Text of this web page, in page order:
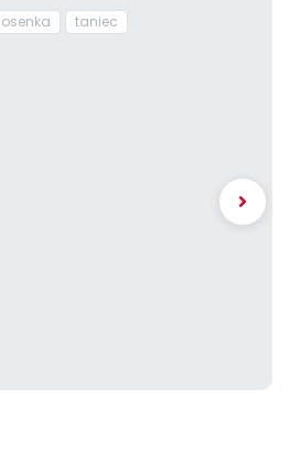
taniec